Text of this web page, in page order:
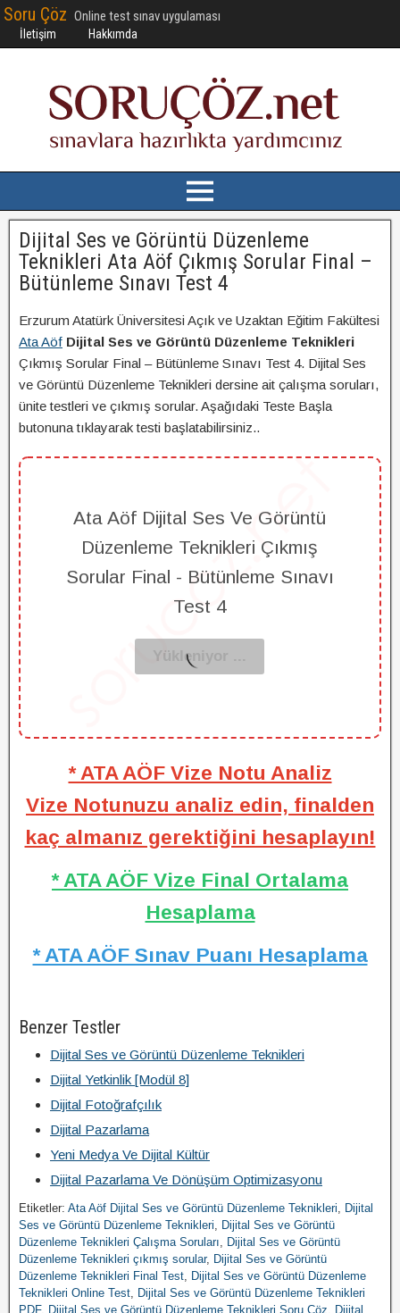
Soru Çöz Online test sınav uygulaması
İletişim Hakkımda
Dijital Ses ve Görüntü Düzenleme
Teknikleri Ata Aöf Çıkmış Sorular Final –
Bütünleme Sınavı Test 4
Erzurum Atatürk Üniversitesi Açık ve Uzaktan Eğitim Fakültesi
Ata Aöf Dijital Ses ve Görüntü Düzenleme Teknikleri
Çıkmış Sorular Final – Bütünleme Sınavı Test 4. Dijital Ses
ve Görüntü Düzenleme Teknikleri dersine ait çalışma soruları,
ünite testleri ve çıkmış sorular. Aşağıdaki Teste Başla
butonuna tıklayarak testi başlatabilirsiniz..
Ata Aöf Dijital Ses Ve Görüntü
Düzenleme Teknikleri Çıkmış
Sorular Final - Bütünleme Sınavı
Test 4
* ATA AÖF Vize Notu Analiz
Vize Notunuzu analiz edin, finalden
kaç almanız gerektiğini hesaplayın!
* ATA AÖF Vize Final Ortalama
Hesaplama
* ATA AÖF Sınav Puanı Hesaplama
Benzer Testler
Dijital Ses ve Görüntü Düzenleme Teknikleri
Dijital Yetkinlik [Modül 8]
Dijital Fotoğrafçılık
Dijital Pazarlama
Yeni Medya Ve Dijital Kültür
Dijital Pazarlama Ve Dönüşüm Optimizasyonu
Etiketler: Ata Aöf Dijital Ses ve Görüntü Düzenleme Teknikleri, Dijital
Ses ve Görüntü Düzenleme Teknikleri, Dijital Ses ve Görüntü
Düzenleme Teknikleri Çalışma Soruları, Dijital Ses ve Görüntü
Düzenleme Teknikleri çıkmış sorular, Dijital Ses ve Görüntü
Düzenleme Teknikleri Final Test, Dijital Ses ve Görüntü Düzenleme
Teknikleri Online Test, Dijital Ses ve Görüntü Düzenleme Teknikleri
PDF, Dijital Ses ve Görüntü Düzenleme Teknikleri Soru Çöz, Dijital